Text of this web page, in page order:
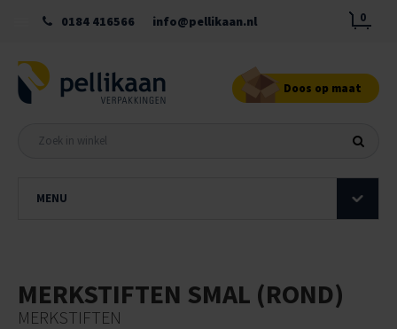
0184 416566 info@pellikaan.nl 0
Doos op maat
MENU
MERKSTIFTEN SMAL (ROND)
MERKSTIFTEN